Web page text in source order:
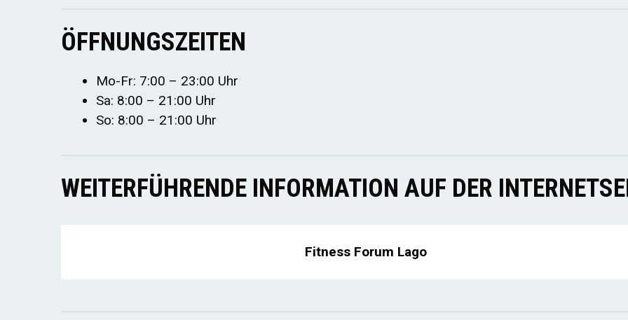
ÖFFNUNGSZEITEN
Mo-Fr: 7:00 – 23:00 Uhr
Sa: 8:00 – 21:00 Uhr
So: 8:00 – 21:00 Uhr
WEITERFÜHRENDE INFORMATION AUF DER
Fitness Forum Lago